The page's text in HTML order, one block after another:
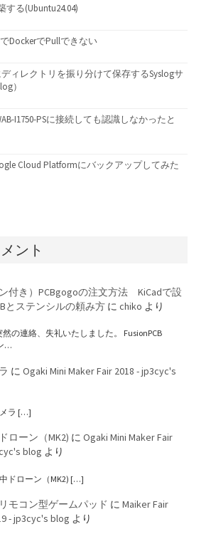
する(Ubuntu24.04)
DockerでPullできない
ィレクトリを振り分けて保存するSyslogサ
）
I1750-PSに接続しても認識しなかったと
Cloud Platformにバックアップしてみた
ント
ン付き）PCBgogoの注文方法 KiCadで設
とステンシルの頼み方に chiko より
然の連絡、失礼いたしました。 FusionPCB
…
に Ogaki Mini Maker Fair 2018 - jp3cyc's
ラ […]
ローン（MK2) に Ogaki Mini Maker Fair
blog より
ドローン（MK2) […]
モコン型ゲームパッド に Maiker Fair
- jp3cyc's blog より